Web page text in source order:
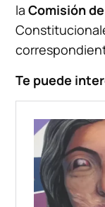
laComisión
Te puede